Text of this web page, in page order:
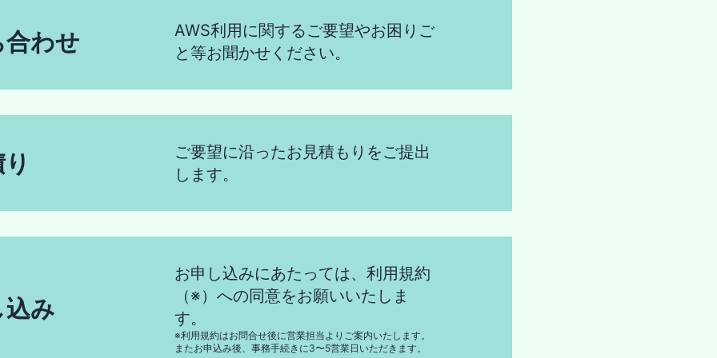
わせ
AWS利用に関するご要望やお困りご
と等お聞かせください。
ご要望に沿ったお見積もりをご提出
します。
み
お申し込みにあたっては、利用規約
（※）への同意をお願いいたしま
す。
※利用規約はお問合せ後に営業担当よりご案内いたします。
またお申込み後、事務手続きに3〜5営業日いただきます。